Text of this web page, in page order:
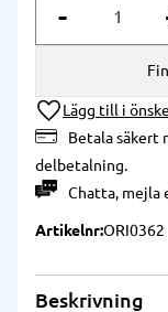
-
Lägg till i
Betala säkert
delbetalning.
Chatta, mejla
ArtikelnrORI0362
Beskrivning